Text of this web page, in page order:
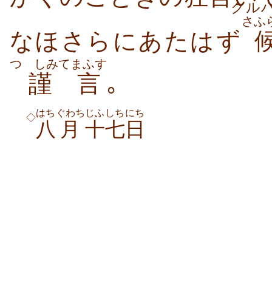
クル
なほさらにあたはず
さふ
謹
つゝしみて
言
まふす
｡
◇
八
はち
月
ぐわち
十七
じふしち
日
にち